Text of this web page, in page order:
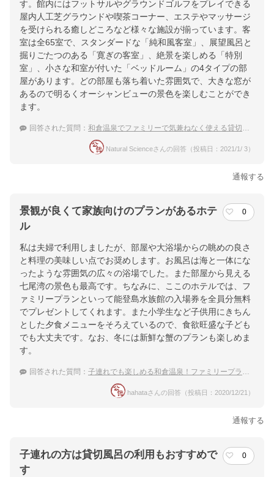
す。館内にはフットサルやグラウンドゴルフをプレイできる
屋内人工芝グラウンドや喫茶コーナー、エステやマッサージ
を受けられる癒しどころなど様々な施設が揃っています。客
室は全65室で、スタンダードな「純和風客室」、展望風呂と
掘りごたつのある「寛ぎの客室」、絶景を楽しめる「特別
室」、小さな和室が付いた「ベッドルーム」の4タイプの部
屋があります。どの部屋も落ち着いた雰囲気で、大きな窓が
あるので明るくオーシャンビューの景色を楽しむことができ
ます。
回答された質問： 和倉温泉でファミリーで気兼ねなく使える貸切風呂のある旅館は？
Natural Scienceさんの回答（投稿日：2021/1/ 3）
通報する
景観が良くて家族向けのプランがあるホテ
ル
0
私は夫婦で利用しましたが、部屋や大浴場からの眺めの良さ
と料理の美味しい点でお奨めします。お風呂は海と一体にな
ったような雰囲気の広々の浴場でした。また部屋から見える
七尾湾の景色も最高です。ちなみに、ここのホテルでは、フ
ァミリープランといって能登島水族館の入場券を全員分無料
でプレゼントしてくれます。また小学生など子供用にきちん
とした夕食メニューをそろえているので、食欲旺盛な子ども
でも大丈夫です。なお、冬には新鮮な蟹のプランも楽しめま
す。
回答された質問： 子連れでも楽しめる和倉温泉！ファミリープランのあるおおすすめのお宿とは？
hahataさんの回答（投稿日：2020/12/21）
通報する
子連れの方は貸切風呂の利用もおすすめで
す
0